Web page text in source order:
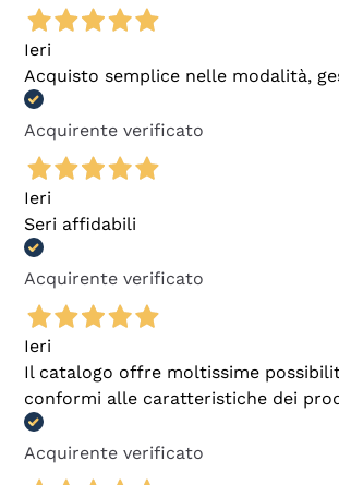
Ieri
Acquisto semplice nelle modalità,
Acquirente verificato
Ieri
Seri affidabili
Acquirente verificato
Ieri
Il catalogo offre moltissime
conformi alle caratteristiche dei
Acquirente verificato